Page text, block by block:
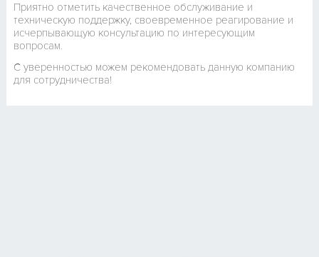
Приятно отметить качественное обслуживание и
техническую поддержку, своевременное реагирование и
исчерпывающую консультацию по интересующим
вопросам.
С уверенностью можем рекомендовать данную компанию
для сотрудничества!